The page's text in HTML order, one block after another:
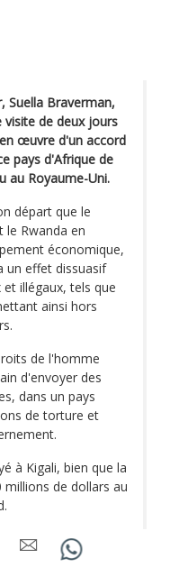
Suella Braverman,
visite de deux jours
œuvre d'un accord
pays d'Afrique de
au Royaume-Uni.
départ que le
le Rwanda en
économique,
un effet dissuasif
illégaux, tels que
ainsi hors
de l'homme
d'envoyer des
dans un pays
de torture et
à Kigali, bien que la
de dollars au